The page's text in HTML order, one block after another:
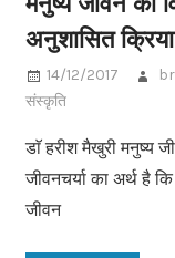
अनुशासित क्रिया
14/12/2017
संस्कृति
डाॅ हरीश मैखुरी मनुष्य
जीवनचर्या का अर्थ है
जीवन